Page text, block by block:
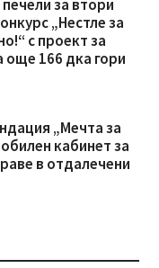
за втори
„Нестле за
с проект за
още 166 дка гори
„Мечта за
кабинет за
в отдалечени